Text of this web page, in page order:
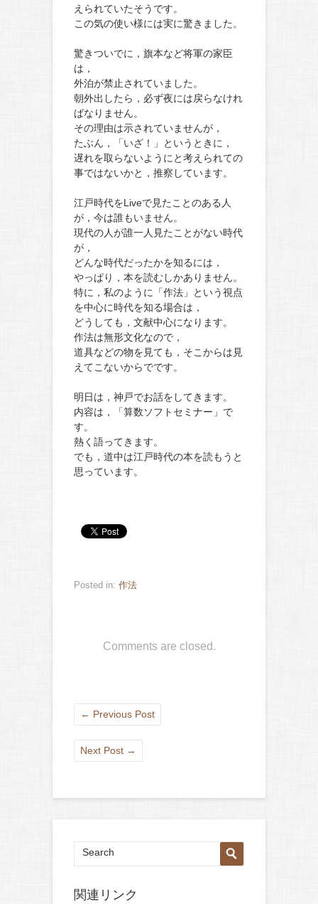
えられていたそうです。
この気の使い様には実に驚きました。
驚きついでに，旗本など将軍の家臣
は，
外泊が禁止されていました。
朝外出したら，必ず夜には戻らなけれ
ばなりません。
その理由は示されていませんが，
たぶん，「いざ！」というときに，
遅れを取らないようにと考えられての
事ではないかと，推察しています。
江戸時代をLiveで見たことのある人
が，今は誰もいません。
現代の人が誰一人見たことがない時代
が，
どんな時代だったかを知るには，
やっぱり，本を読むしかありません。
特に，私のように「作法」という視点
を中心に時代を知る場合は，
どうしても，文献中心になります。
作法は無形文化なので，
道具などの物を見ても，そこからは見
えてこないからでです。
明日は，神戸でお話をしてきます。
内容は，「算数ソフトセミナー」で
す。
熱く語ってきます。
でも，道中は江戸時代の本を読もうと
思っています。
Posted in: 作法
Comments are closed.
← Previous Post
Next Post →
関連リンク